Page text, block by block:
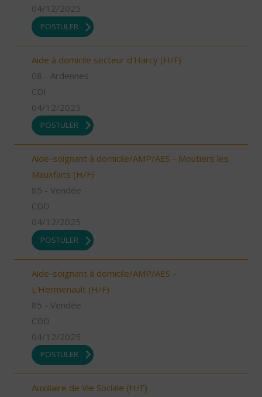
04/12/2025
POSTULER
Aide à domicile secteur d'Harcy (H/F)
08 - Ardennes
CDI
04/12/2025
POSTULER
Aide-soignant à domicile/AMP/AES - Moutiers les
Mauxfaits (H/F)
85 - Vendée
CDD
04/12/2025
POSTULER
Aide-soignant à domicile/AMP/AES -
L'Hermenault (H/F)
85 - Vendée
CDD
04/12/2025
POSTULER
Auxiliaire de Vie Sociale (H/F)